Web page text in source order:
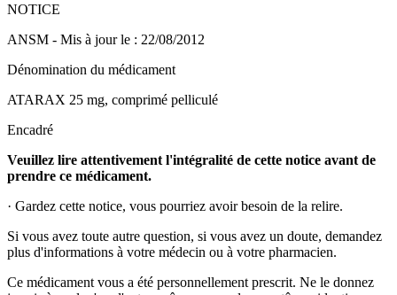
NOTICE
ANSM - Mis à jour le : 22/08/2012
Dénomination du médicament
ATARAX 25 mg, comprimé pelliculé
Encadré
Veuillez lire attentivement l'intégralité de cette notice avant de
prendre ce médicament.
· Gardez cette notice, vous pourriez avoir besoin de la relire.
Si vous avez toute autre question, si vous avez un doute, demandez
plus d'informations à votre médecin ou à votre pharmacien.
Ce médicament vous a été personnellement prescrit. Ne le donnez